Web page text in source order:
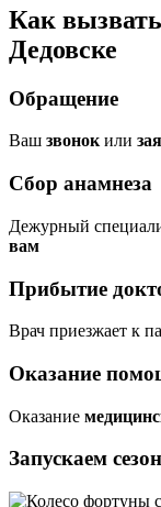
Как
Дедовске
Обращение
Ваш звонокили
Сбор анамнеза
Дежурный
вам
Прибытие
Врач приезжает к
Оказание
Оказание
Запускаем сезон